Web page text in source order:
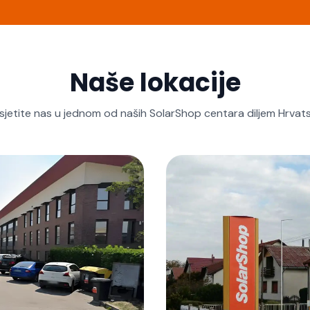
Naše lokacije
nas u jednom od naših SolarShop centara diljem